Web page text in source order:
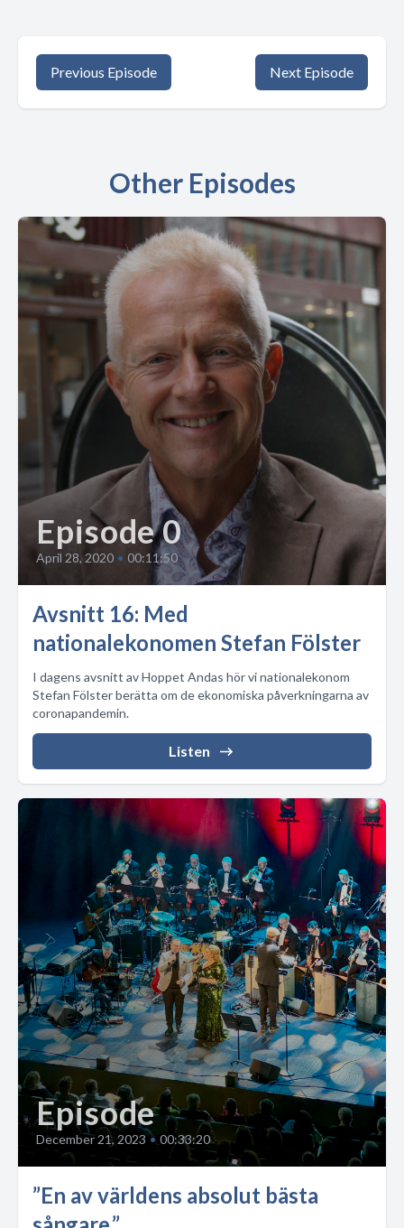
Previous Episode Next Episode
Other Episodes
Episode 0
April 28, 2020 • 00:11:50
Avsnitt 16: Med
nationalekonomen Stefan Fölster
I dagens avsnitt av Hoppet Andas hör vi nationalekonom
Stefan Fölster berätta om de ekonomiska påverkningarna av
coronapandemin.
Listen
Episode
December 21, 2023 • 00:33:20
”En av världens absolut bästa